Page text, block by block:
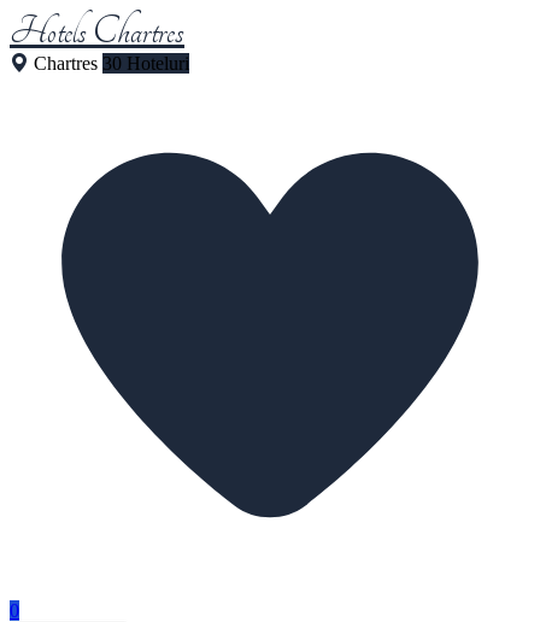
Hotels Chartres
Chartres 30 Hoteluri
0